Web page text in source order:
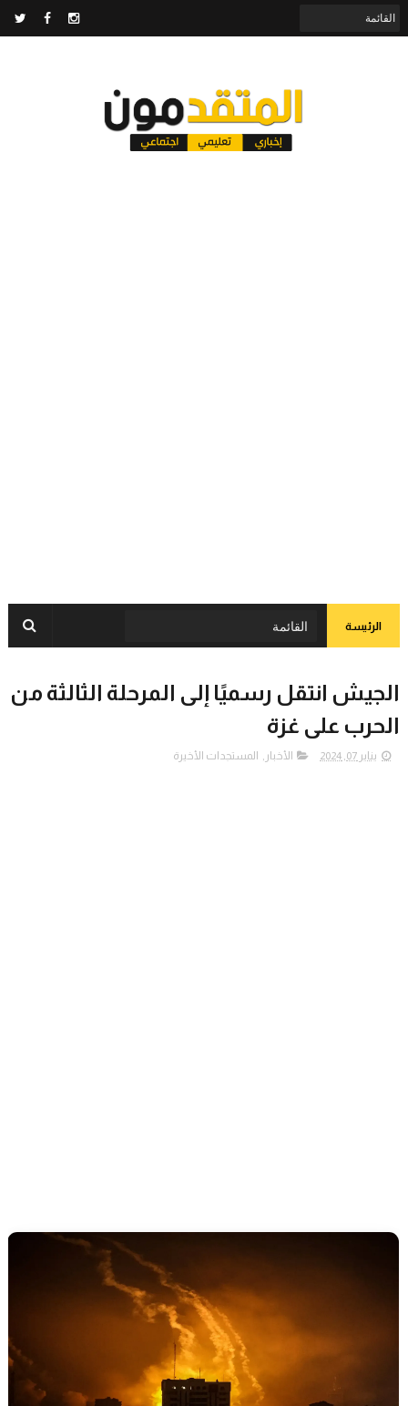
الرئيسة
الجيش انتقل رسميًا إلى المرحلة الثالثة من
الحرب على غزة
يناير 07, 2024 الأخبار , المستجدات الأخيرة